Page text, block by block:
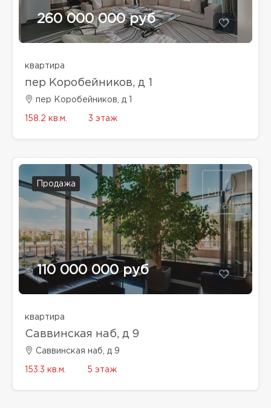
260 000 000 руб
квартира
пер Коробейников, д 1
пер Коробейников, д 1
158.2 кв.м. 3 этаж
Продажа
110 000 000 руб
квартира
Саввинская наб, д 9
Саввинская наб, д 9
153.3 кв.м. 5 этаж